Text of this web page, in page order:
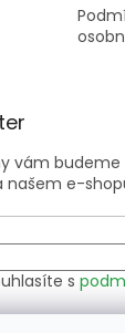
vám
našem e-
s